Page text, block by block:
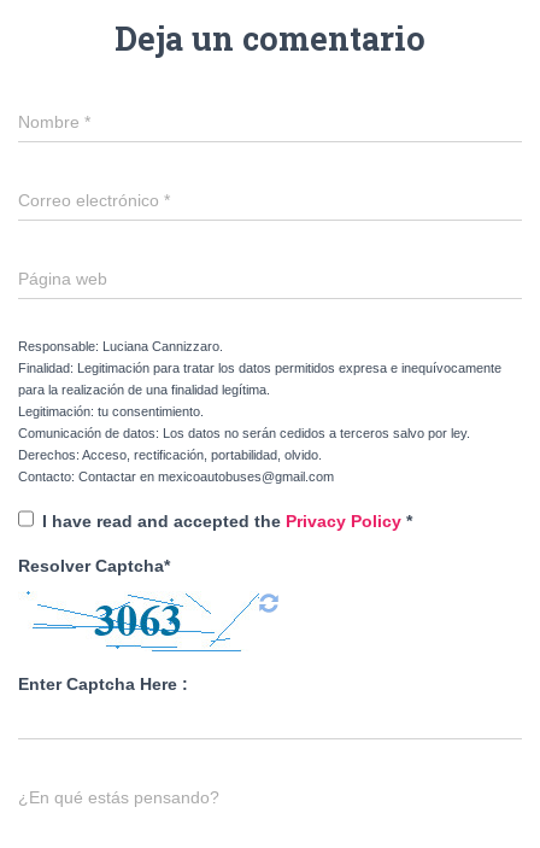
Deja un comentario
Nombre *
Correo electrónico *
Página web
Responsable: Luciana Cannizzaro.
Finalidad: Legitimación para tratar los datos permitidos expresa e inequívocamente
para la realización de una finalidad legítima.
Legitimación: tu consentimiento.
Comunicación de datos: Los datos no serán cedidos a terceros salvo por ley.
Derechos: Acceso, rectificación, portabilidad, olvido.
Contacto: Contactar en mexicoautobuses@gmail.com
I have read and accepted the Privacy Policy *
Resolver Captcha*
Enter Captcha Here :
¿En qué estás pensando?